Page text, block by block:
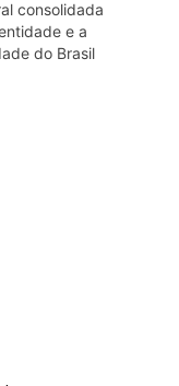
torácica
para
no solo
pelo tato em
para trocar